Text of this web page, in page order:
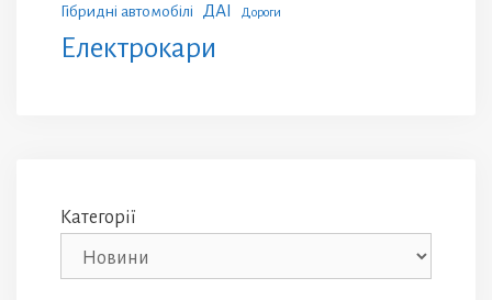
Гібридні автомобілі ДАІ Дороги
Електрокари
Категорії